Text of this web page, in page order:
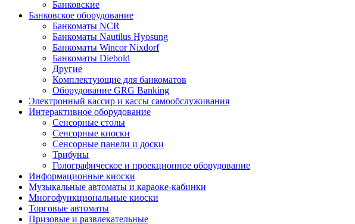
Банковские
Банковское оборудование
Банкоматы NCR
Банкоматы Nautilus Hyosung
Банкоматы Wincor Nixdorf
Банкоматы Diebold
Другие
Комплектующие для банкоматов
Оборудование GRG Banking
Электронный кассир и кассы самообслуживания
Интерактивное оборудование
Сенсорные столы
Сенсорные киоски
Сенсорные панели и доски
Трибуны
Голографическое и проекционное оборудование
Информационные киоски
Музыкальные автоматы и караоке-кабинки
Многофункциональные киоски
Торговые автоматы
Призовые и развлекательные